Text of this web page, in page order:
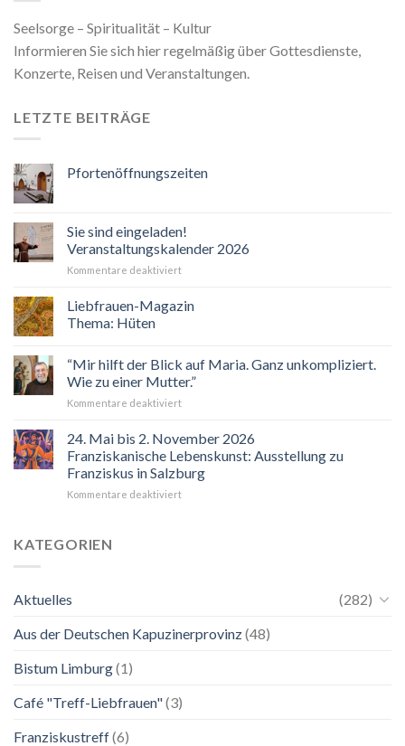
Seelsorge – Spiritualität – Kultur
Informieren Sie sich hier regelmäßig über Gottesdienste,
Konzerte, Reisen und Veranstaltungen.
LETZTE BEITRÄGE
Pfortenöffnungszeiten
Sie sind eingeladen!
Veranstaltungskalender 2026
Kommentare deaktiviertfür
sind
Liebfrauen-Magazin
Thema: Hüten
“Mir hilft der Blick auf Maria. Ganz unkompliziert.
Wie zu einer Mutter.”
Kommentare deaktiviertfür
hilft
Blick
auf
Maria.
24. Mai bis 2. November 2026
Franziskanische Lebenskunst: Ausstellung zu
Franziskus in Salzburg
Kommentare deaktiviertfür
Ausstellung
KATEGORIEN
Aktuelles
(282)
Aus der Deutschen Kapuzinerprovinz(48)
Bistum Limburg(1)
Café "Treff-Liebfrauen"(3)
Franziskustreff(6)